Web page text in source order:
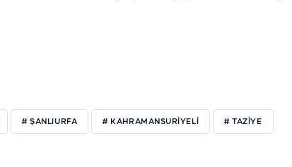
# ŞANLIURFA # KAHRAMANSURIYELI # TAZIYE